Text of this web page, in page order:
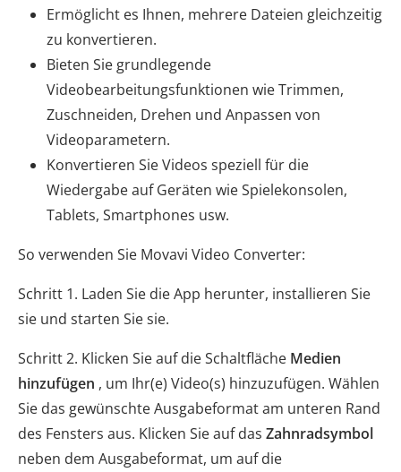
Ermöglicht es Ihnen, mehrere Dateien gleichzeitig
zu konvertieren.
Bieten Sie grundlegende
Videobearbeitungsfunktionen wie Trimmen,
Zuschneiden, Drehen und Anpassen von
Videoparametern.
Konvertieren Sie Videos speziell für die
Wiedergabe auf Geräten wie Spielekonsolen,
Tablets, Smartphones usw.
So verwenden Sie Movavi Video Converter:
Schritt 1. Laden Sie die App herunter, installieren Sie
sie und starten Sie sie.
Schritt 2. Klicken Sie auf die Schaltfläche Medien
hinzufügen , um Ihr(e) Video(s) hinzuzufügen. Wählen
Sie das gewünschte Ausgabeformat am unteren Rand
des Fensters aus. Klicken Sie auf das Zahnradsymbol
neben dem Ausgabeformat, um auf die